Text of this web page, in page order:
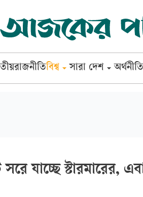
রাজনীতিবিশ্ব সারা দেশ অর্থনীতি
যাচ্ছে স্টারমারের,